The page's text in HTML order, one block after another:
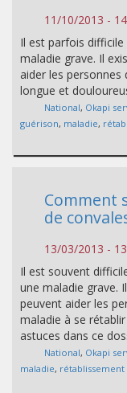
11/10/2013 -
Il est parfois
maladie grave. Il
aider les personnes
longue et
National, Okapi
guérison, maladie,
Comment
de
13/03/2013 -
Il est souvent
une maladie grave.
peuvent aider les
maladie à se
astuces dans ce
National, Okapi
maladie, rétablissement